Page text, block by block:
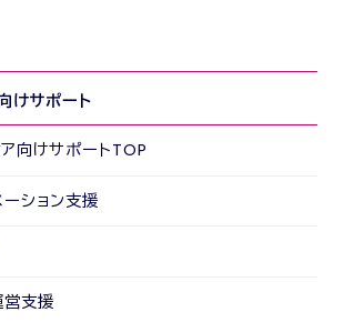
けサポート
向けサポートTOP
ション支援
営支援